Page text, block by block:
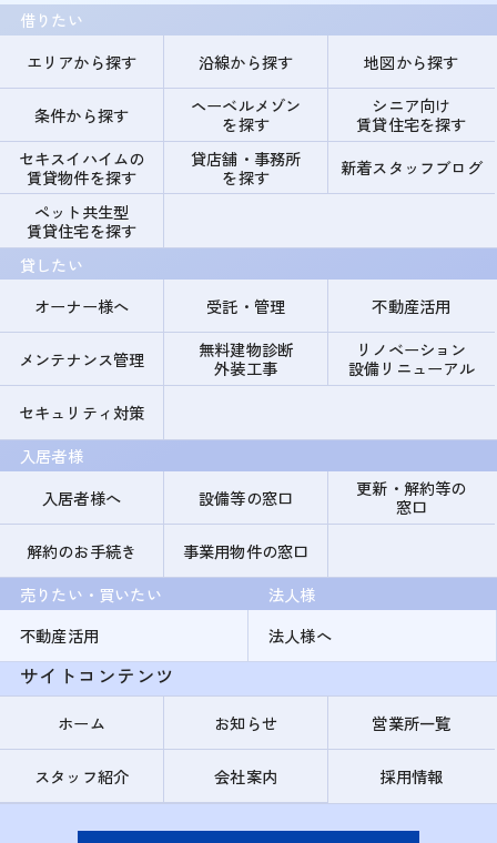
借りたい
エリアから探す
沿線から探す 地図から探す
条件から探す
ヘーベルメゾン
を探す
シニア向け
賃貸住宅を探す
セキスイハイムの
賃貸物件を探す
貸店舗・事務所
を探す
新着スタッフブログ
ペット共生型
賃貸住宅を探す
貸したい
オーナー様へ
受託・管理 不動産活用
メンテナンス管理
無料建物診断
外装工事
リノベーション
設備リニューアル
セキュリティ対策
入居者様
入居者様へ
設備等の窓口
更新・解約等の
窓口
解約のお手続き
事業用物件の窓口
売りたい・買いたい
不動産活用
法人様
法人様へ
サイトコンテンツ
ホーム お知らせ 営業所一覧
スタッフ紹介 会社案内 採用情報